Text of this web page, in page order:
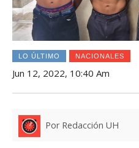
LO ÚLTIMO NACIONALES
Jun 12, 2022, 10:40 Am
Por Redacción UH